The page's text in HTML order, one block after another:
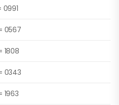
0991
0567
1808
0343
1963